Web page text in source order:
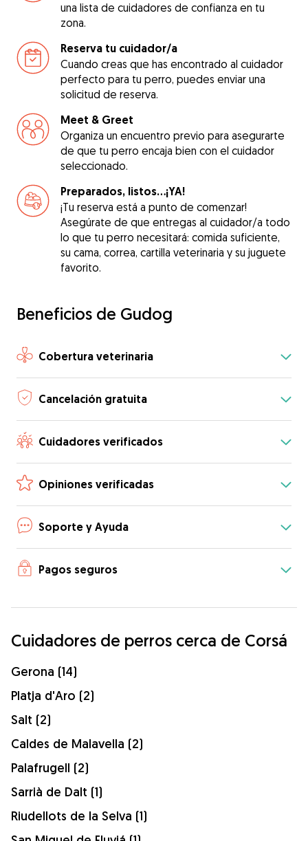
una lista de cuidadores de confianza en tu
zona.
Reserva tu cuidador/a
Cuando creas que has encontrado al cuidador
perfecto para tu perro, puedes enviar una
solicitud de reserva.
Meet & Greet
Organiza un encuentro previo para asegurarte
de que tu perro encaja bien con el cuidador
seleccionado.
Preparados, listos...¡YA!
¡Tu reserva está a punto de comenzar!
Asegúrate de que entregas al cuidador/a todo
lo que tu perro necesitará: comida suficiente,
su cama, correa, cartilla veterinaria y su juguete
favorito.
Beneficios de Gudog
Cobertura veterinaria
Cancelación gratuita
Cuidadores verificados
Opiniones verificadas
Soporte y Ayuda
Pagos seguros
Cuidadores de perros cerca de Corsá
Gerona (14)
Platja d'Aro (2)
Salt (2)
Caldes de Malavella (2)
Palafrugell (2)
Sarrià de Dalt (1)
Riudellots de la Selva (1)